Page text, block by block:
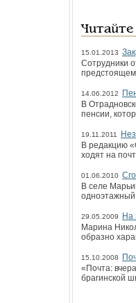
15.01.2013
Сотрудники
предстоящем
14.06.2012
В
пенсии,
19.11.2011
В редакцию
ходят на
01.06.2010
В селе
одноэтажный
29.05.2009
На
Марина
образно
15.10.2008
«Почта:
брагинской